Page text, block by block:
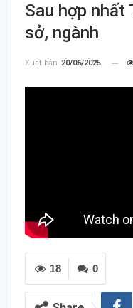
Sau hợp nhất
sở, ngành
Xuất bản 20/06/2025
0
18